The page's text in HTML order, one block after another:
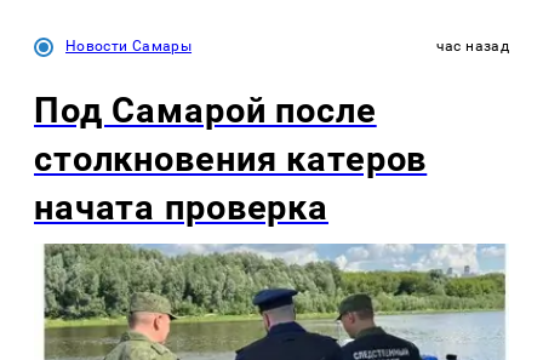
Новости Самары час назад
Под Самарой после
столкновения катеров
начата проверка